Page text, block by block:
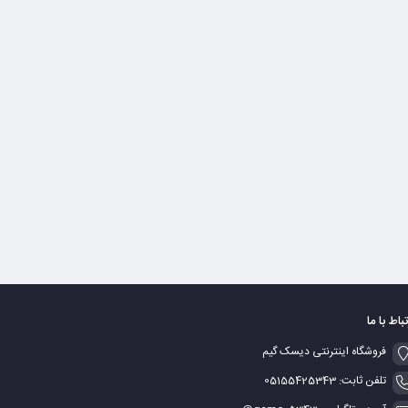
با ما
فروشگاه اینترنتی دیسک گیم
تلفن ثابت: 05155425343